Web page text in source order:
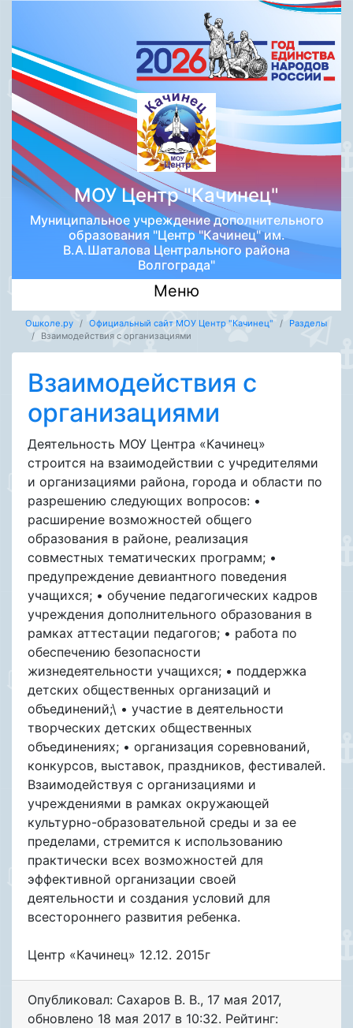
МОУ Центр "Качинец"
Муниципальное учреждение дополнительного
образования "Центр "Качинец" им.
В.А.Шаталова Центрального района
Волгограда"
Меню
Ошколе.ру Официальный сайт МОУ Центр "Качинец"
Разделы
Взаимодействия с организациями
Взаимодействия с
организациями
Деятельность МОУ Центра «Качинец»
строится на взаимодействии с учредителями
и организациями района, города и области по
разрешению следующих вопросов: •
расширение возможностей общего
образования в районе, реализация
совместных тематических программ; •
предупреждение девиантного поведения
учащихся; • обучение педагогических кадров
учреждения дополнительного образования в
рамках аттестации педагогов; • работа по
обеспечению безопасности
жизнедеятельности учащихся; • поддержка
детских общественных организаций и
объединений;\ • участие в деятельности
творческих детских общественных
объединениях; • организация соревнований,
конкурсов, выставок, праздников, фестивалей.
Взаимодействуя с организациями и
учреждениями в рамках окружающей
культурно-образовательной среды и за ее
пределами, стремится к использованию
практически всех возможностей для
эффективной организации своей
деятельности и создания условий для
всестороннего развития ребенка.
Центр «Качинец» 12.12. 2015г
Опубликовал: Сахаров В. В., 17 мая 2017,
обновлено 18 мая 2017 в 10:32. Рейтинг: